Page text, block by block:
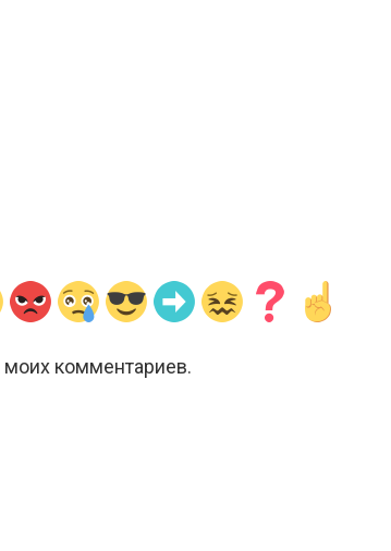
комментариев.